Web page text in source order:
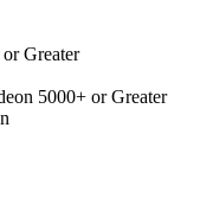
Greater
5000+ or Greater